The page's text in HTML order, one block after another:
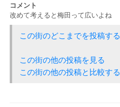
コメント
改めて考えると梅田って広いよね
この街のどこまでを投稿する
この街の他の投稿を見る
この街の他の投稿と比較する